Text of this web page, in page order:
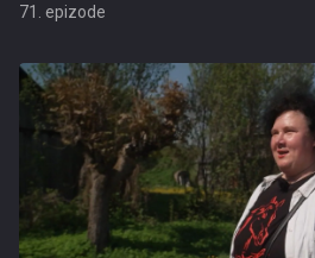
71. epizode